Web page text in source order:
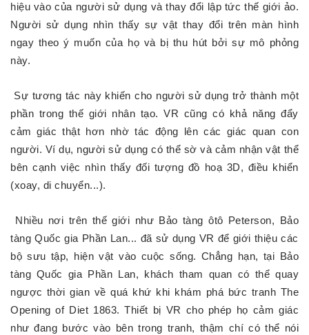
hiệu vào của người sử dụng và thay đổi lập tức thế giới ảo.
Người sử dụng nhìn thấy sự vật thay đổi trên màn hình
ngay theo ý muốn của họ và bị thu hút bởi sự mô phỏng
này.
Sự tương tác này khiến cho người sử dụng trở thành một
phần trong thế giới nhân tạo. VR cũng có khả năng đẩy
cảm giác thật hơn nhờ tác động lên các giác quan con
người. Ví dụ, người sử dụng có thể sờ và cảm nhận vật thể
bên cạnh việc nhìn thấy đối tượng đồ hoạ 3D, điều khiển
(xoay, di chuyển...).
Nhiều nơi trên thế giới như Bảo tàng ôtô Peterson, Bảo
tàng Quốc gia Phần Lan... đã sử dụng VR để giới thiệu các
bộ sưu tập, hiện vật vào cuộc sống. Chẳng hạn, tại Bảo
tàng Quốc gia Phần Lan, khách tham quan có thể quay
ngược thời gian về quá khứ khi khám phá bức tranh The
Opening of Diet 1863. Thiết bị VR cho phép họ cảm giác
như đang bước vào bên trong tranh, thậm chí có thể nói